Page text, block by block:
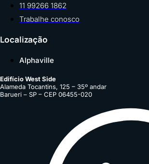
11 99266 1862
Trabalhe conosco
Localização
Alphaville
Edifício West Side
Alameda Tocantins, 125 – 35º andar
Barueri – SP – CEP 06455-020